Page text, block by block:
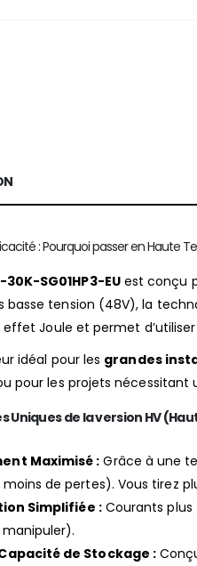
: Pourquoi passer en Haute
30K-SG01HP3-EUest conçu
basse tension (48V), la
effet Joule et permet
idéal pour les grandes
pour les projets
Uniques de la version HV
Maximisé : Grâce à une
de pertes). Vous tirez
Simplifiée :Courants plus
de Stockage :